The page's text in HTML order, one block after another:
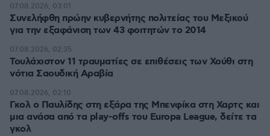
Συνελήφθη πρώην κυβερνήτης πολιτείας του Μεξικού
για την εξαφάνιση των 43 φοιτητών το 2014
07.08.2026, 03:01
Τουλάχιστον 11 τραυματίες σε επιθέσεις των Χούθι στη
νότια Σαουδική Αραβία
07.08.2026, 02:35
Γκολ ο Παυλίδης στη εξάρα της Μπενφίκα στη Χαρτς και
μια ανάσα από τα play-offs του Europa League, δείτε τα
γκολ
07.08.2026, 02:10